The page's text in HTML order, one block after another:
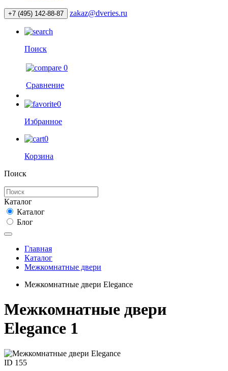
+7 (495) 142-88-87 zakaz@dveries.ru
Поиск
0
Сравнение
0
Избранное
0
Корзина
Поиск
Каталог
Каталог
Блог
Главная
Каталог
Межкомнатные двери
Межкомнатные двери Elegance
Межкомнатные двери
Elegance 1
ID 155